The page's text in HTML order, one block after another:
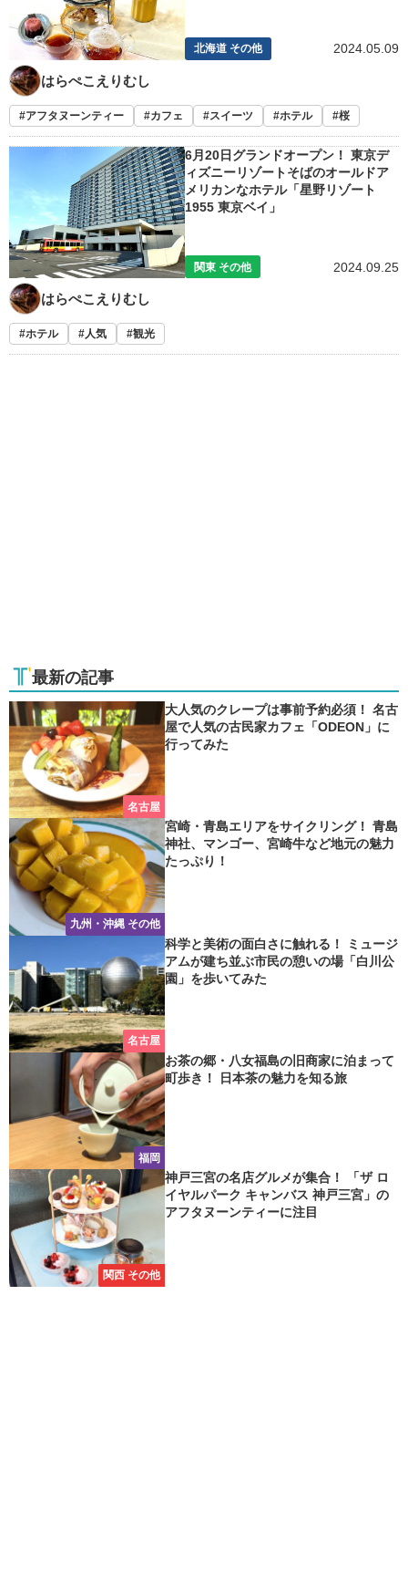
北海道 その他 2024.05.09
はらぺこえりむし
アフタヌーンティー カフェ スイーツ ホテル 桜
6月20日グランドオープン！ 東京デ
ィズニーリゾートそばのオールドア
メリカンなホテル「星野リゾート
1955 東京ベイ」
関東 その他 2024.09.25
はらぺこえりむし
ホテル 人気 観光
最新の記事
名古屋
大人気のクレープは事前予約必須！ 名古
屋で人気の古民家カフェ「ODEON」に
行ってみた
九州・沖縄 その他
宮崎・青島エリアをサイクリング！ 青島
神社、マンゴー、宮崎牛など地元の魅力
たっぷり！
名古屋
科学と美術の面白さに触れる！ ミュージ
アムが建ち並ぶ市民の憩いの場「白川公
園」を歩いてみた
福岡
お茶の郷・八女福島の旧商家に泊まって
町歩き！ 日本茶の魅力を知る旅
関西 その他
神戸三宮の名店グルメが集合！ 「ザ ロ
イヤルパーク キャンバス 神戸三宮」の
アフタヌーンティーに注目